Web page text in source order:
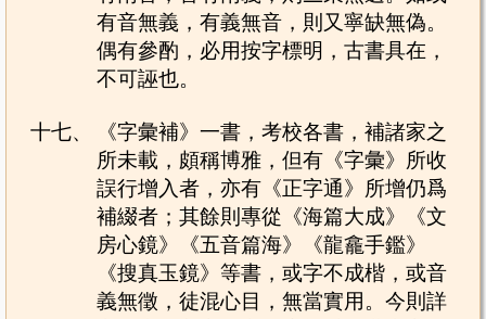
有音無義，有義無音，則又寧缺無偽。
偶有參酌，必用按字標明，古書具在，
不可誣也。
十七、
《字彙補》一書，考校各書，補諸家之
所未載，頗稱博雅，但有《字彙》所收
誤行增入者，亦有《正字通》所增仍爲
補綴者；其餘則專從《海篇大成》《文
房心鏡》《五音篇海》《龍龕手鑑》
《搜真玉鏡》等書，或字不成楷，或音
義無徵，徒混心目，無當實用。今則詳